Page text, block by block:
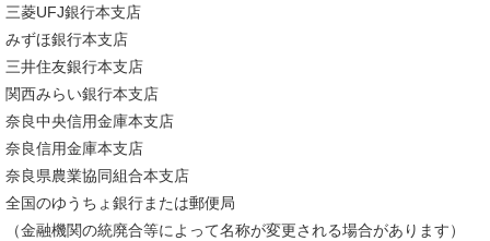
三菱UFJ銀行本支店
みずほ銀行本支店
三井住友銀行本支店
関西みらい銀行本支店
奈良中央信用金庫本支店
奈良信用金庫本支店
奈良県農業協同組合本支店
全国のゆうちょ銀行または郵便局
（金融機関の統廃合等によって名称が変更される場合があります）